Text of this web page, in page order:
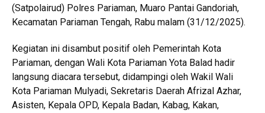
(Satpolairud) Polres Pariaman, Muaro Pantai Gandoriah,
Kecamatan Pariaman Tengah, Rabu malam (31/12/2025).
Kegiatan ini disambut positif oleh Pemerintah Kota
Pariaman, dengan Wali Kota Pariaman Yota Balad hadir
langsung diacara tersebut, didampingi oleh Wakil Wali
Kota Pariaman Mulyadi, Sekretaris Daerah Afrizal Azhar,
Asisten, Kepala OPD, Kepala Badan, Kabag, Kakan,